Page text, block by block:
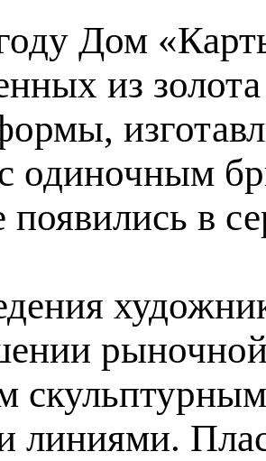
Дом
из
одиночным
появились в
рыночной
линиями.